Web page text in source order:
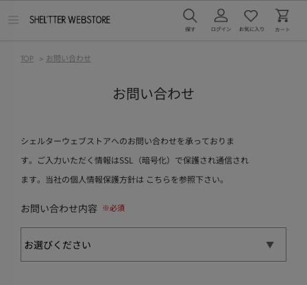
TOP > お問い合わせ
お問い合わせ
シェルターウェブストアへのお問い合わせを承っておりま
す。ご入力いただく情報はSSL（暗号化）で保護され通信され
ます。当社の個人情報保護方針は こちらを参照下さい。
お問い合わせ内容